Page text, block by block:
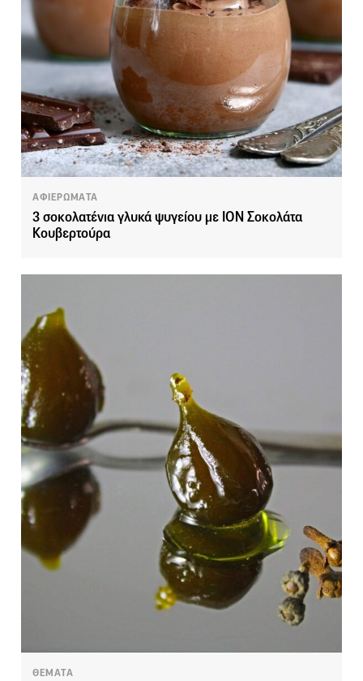
ΑΦΙΕΡΩΜΑΤΑ
3 σοκολατένια γλυκά ψυγείου με ΙΟΝ Σοκολάτα
Κουβερτούρα
ΘΕΜΑΤΑ